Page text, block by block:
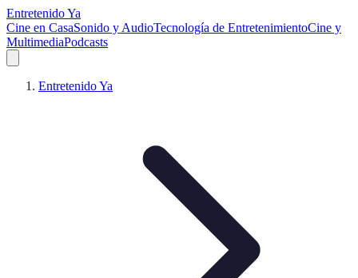
Entretenido Ya
Cine en CasaSonido y AudioTecnología de EntretenimientoCine y
MultimediaPodcasts
Entretenido Ya